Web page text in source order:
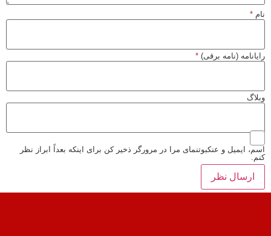
نام*
رایانامه (نامه برقی)*
وبلاگ
اسم، ایمیل و عنکبوتنمای مرا در مرورگر ذخیر کن برای اینکه بعداً ابراز نظر
کنم.